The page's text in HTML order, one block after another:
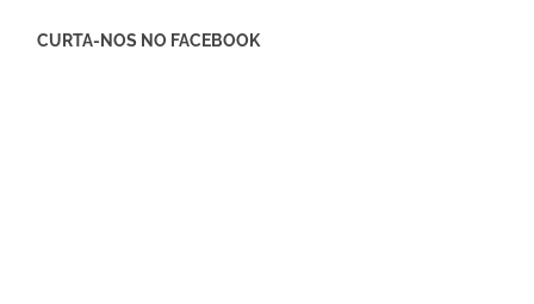
CURTA-NOS NO FACEBOOK